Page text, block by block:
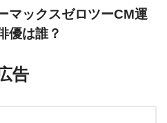
マックスゼロツーCM運
優は誰？
告